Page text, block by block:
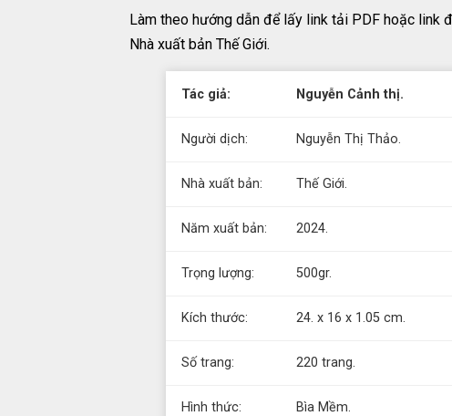
Làm theo hướng dẫn để lấy link tải PDF hoặc link
Nhà xuất bản Thế Giới.
Tác giả: Nguyễn Cảnh thị.
Người dịch: Nguyễn Thị Thảo.
Nhà xuất bản: Thế Giới.
Năm xuất bản: 2024.
Trọng lượng: 500gr.
Kích thước: 24. x 16 x 1.05 cm.
Số trang: 220 trang.
Hình thức: Bìa Mềm.